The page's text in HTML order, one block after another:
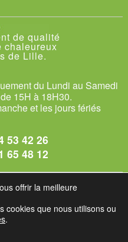
de qualité
chaleureux
de Lille.
du Lundi au Samedi
15H à 18H30.
et les jours fériés
53 42 26
65 48 12
des Chats
Sailly-sur-la-Lys.
et C.G.U
offrir la meilleure
cookies que nous utilisons ou
.